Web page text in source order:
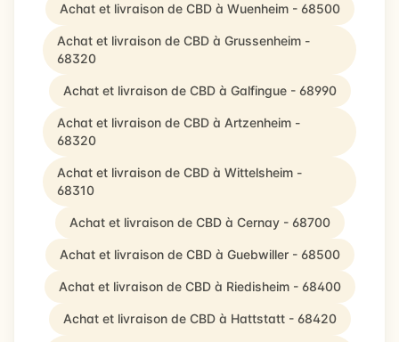
Achat et livraison de CBD à Wuenheim - 68500
Achat et livraison de CBD à Grussenheim -
68320
Achat et livraison de CBD à Galfingue - 68990
Achat et livraison de CBD à Artzenheim -
68320
Achat et livraison de CBD à Wittelsheim -
68310
Achat et livraison de CBD à Cernay - 68700
Achat et livraison de CBD à Guebwiller - 68500
Achat et livraison de CBD à Riedisheim - 68400
Achat et livraison de CBD à Hattstatt - 68420